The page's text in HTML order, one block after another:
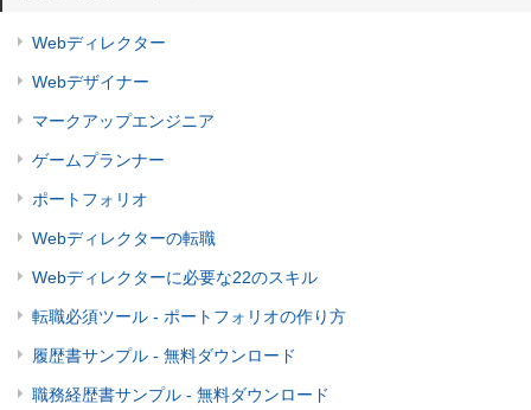
Webディレクター
Webデザイナー
マークアップエンジニア
ゲームプランナー
ポートフォリオ
Webディレクターの転職
Webディレクターに必要な22のスキル
転職必須ツール - ポートフォリオの作り方
履歴書サンプル - 無料ダウンロード
職務経歴書サンプル - 無料ダウンロード